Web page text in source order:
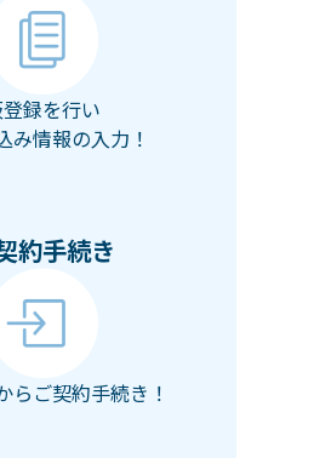
録を行い
み情報の入力！
約手続き
らご契約手続き！